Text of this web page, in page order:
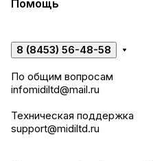
Помощь
8 (8453) 56-48-58
По общим вопросам
infomidiltd@mail.ru
Техническая поддержка
support@midiltd.ru